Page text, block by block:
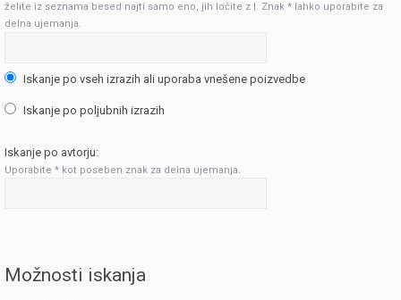
želite iz seznama besed najti samo eno, jih ločite z |. Znak * lahko uporabite za
delna ujemanja.
Iskanje po vseh izrazih ali uporaba vnešene poizvedbe
Iskanje po poljubnih izrazih
Iskanje po avtorju:
Uporabite * kot poseben znak za delna ujemanja.
Možnosti iskanja